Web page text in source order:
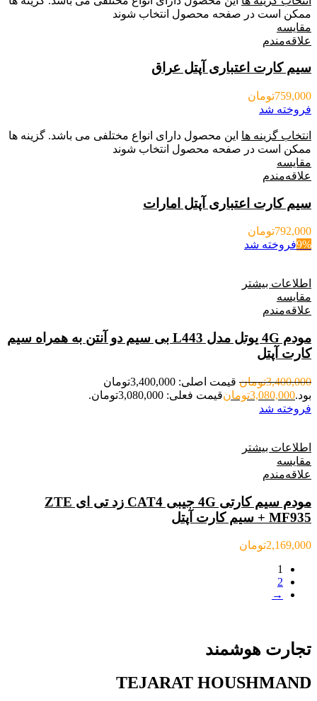
ممکن است در صفحه محصول انتخاب شوند
مقایسه
علاقه‌مندم
سیم کارت اعتباری آپتل عراق
759,000تومان
فروخته شد
انتخاب گزینه ها این محصول دارای انواع مختلفی می باشد. گزینه ها
ممکن است در صفحه محصول انتخاب شوند
مقایسه
علاقه‌مندم
سیم کارت اعتباری آپتل امارات
792,000تومان
9%فروخته شد
اطلاعات بیشتر
مقایسه
علاقه‌مندم
مودم 4G یوتل مدل L443 بی سیم دو آنتن به همراه سیم
کارت آپتل
3,400,000تومان
قیمت اصلی: 3,400,000تومان
بود.3,080,000تومانقیمت فعلی: 3,080,000تومان.
فروخته شد
اطلاعات بیشتر
مقایسه
علاقه‌مندم
مودم سیم کارتی 4G جیبی CAT4 زد تی ای ZTE
MF935 + سیم کارت آپتل
2,169,000تومان
1
2
→
تجارت هوشمند
TEJARAT HOUSHMAND